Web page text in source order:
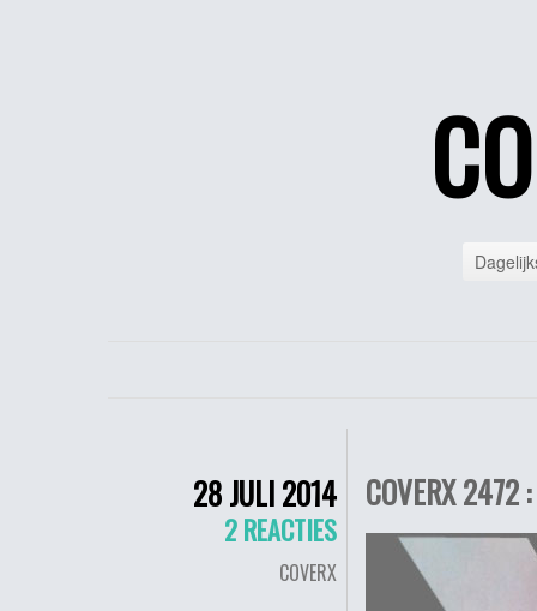
28 JULI 2014
2 REACTIES
COVERX
COVERX 2472